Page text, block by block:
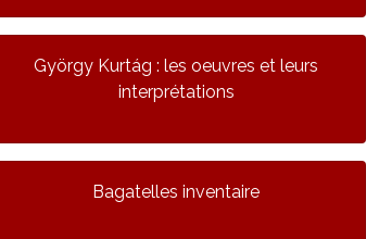
György Kurtág : les oeuvres et leurs
interprétations
Bagatelles inventaire